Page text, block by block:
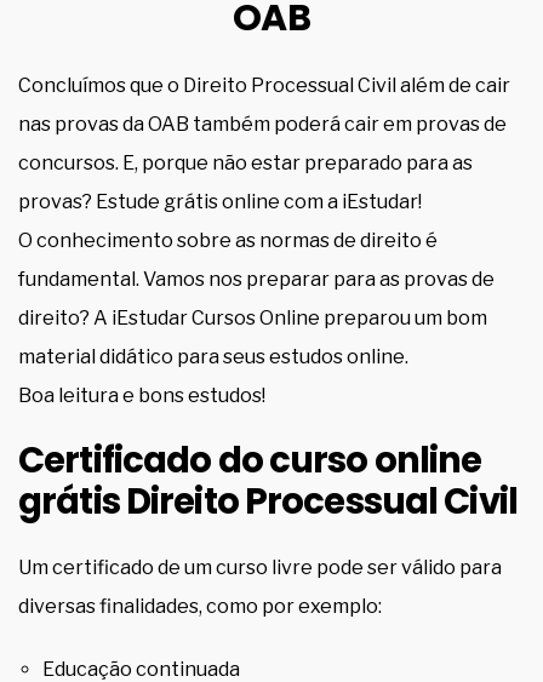
OAB
Concluímos que o Direito Processual Civil além de cair
nas provas da OAB também poderá cair em provas de
concursos. E, porque não estar preparado para as
provas? Estude grátis online com a iEstudar!
O conhecimento sobre as normas de direito é
fundamental. Vamos nos preparar para as provas de
direito? A iEstudar Cursos Online preparou um bom
material didático para seus estudos online.
Boa leitura e bons estudos!
Certificado do curso online
grátis Direito Processual Civil
Um certificado de um curso livre pode ser válido para
diversas finalidades, como por exemplo:
Educação continuada